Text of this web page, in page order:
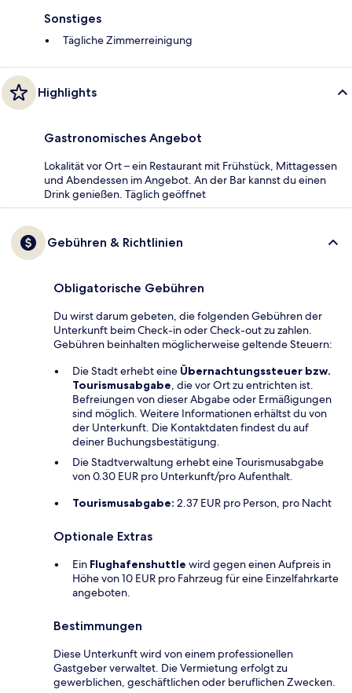
Sonstiges
Tägliche Zimmerreinigung
Highlights
Gastronomisches Angebot
Lokalität vor Ort – ein Restaurant mit Frühstück, Mittagessen
und Abendessen im Angebot. An der Bar kannst du einen
Drink genießen. Täglich geöffnet
Gebühren & Richtlinien
Obligatorische Gebühren
Du wirst darum gebeten, die folgenden Gebühren der
Unterkunft beim Check-in oder Check-out zu zahlen.
Gebühren beinhalten möglicherweise geltende Steuern:
Die Stadt erhebt eine Übernachtungssteuer bzw.
Tourismusabgabe, die vor Ort zu entrichten ist.
Befreiungen von dieser Abgabe oder Ermäßigungen
sind möglich. Weitere Informationen erhältst du von
der Unterkunft. Die Kontaktdaten findest du auf
deiner Buchungsbestätigung.
Die Stadtverwaltung erhebt eine Tourismusabgabe
von 0.30 EUR pro Unterkunft/pro Aufenthalt.
Tourismusabgabe: 2.37 EUR pro Person, pro Nacht
Optionale Extras
Ein Flughafenshuttle wird gegen einen Aufpreis in
Höhe von 10 EUR pro Fahrzeug für eine Einzelfahrkarte
angeboten.
Bestimmungen
Diese Unterkunft wird von einem professionellen
Gastgeber verwaltet. Die Vermietung erfolgt zu
gewerblichen, geschäftlichen oder beruflichen Zwecken.